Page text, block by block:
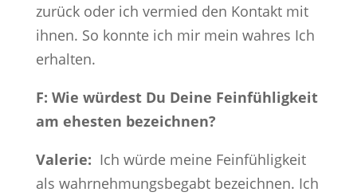
zurück oder ich vermied den Kontakt mit
ihnen. So konnte ich mir mein wahres Ich
erhalten.
F: Wie würdest Du Deine Feinfühligkeit
am ehesten bezeichnen?
Valerie: Ich würde meine Feinfühligkeit
als wahrnehmungsbegabt bezeichnen. Ich